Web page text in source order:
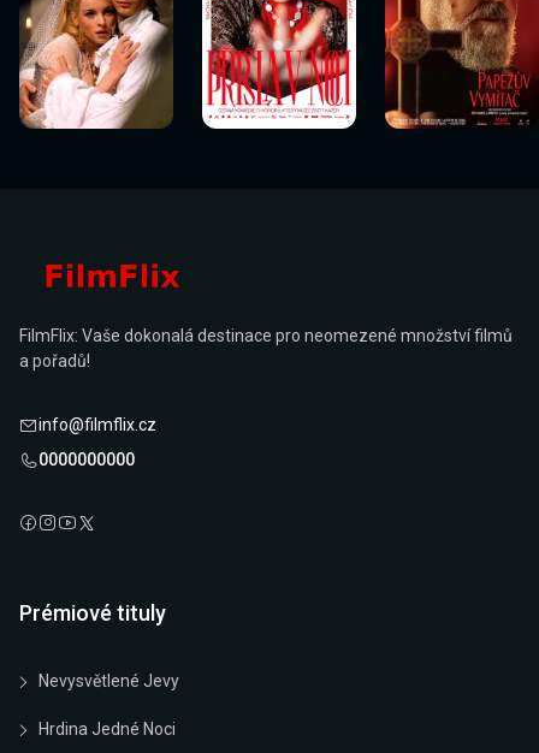
Sledovat
nyní
Sledovat
nyní
Sledovat
nyní
Sledovat
nyní
Sledovat
nyní
Sledovat
nyní
FilmFlix: Vaše dokonalá destinace pro neomezené množství filmů
a pořadů!
info@filmflix.cz
0000000000
Prémiové tituly
Nevysvětlené Jevy
Hrdina Jedné Noci